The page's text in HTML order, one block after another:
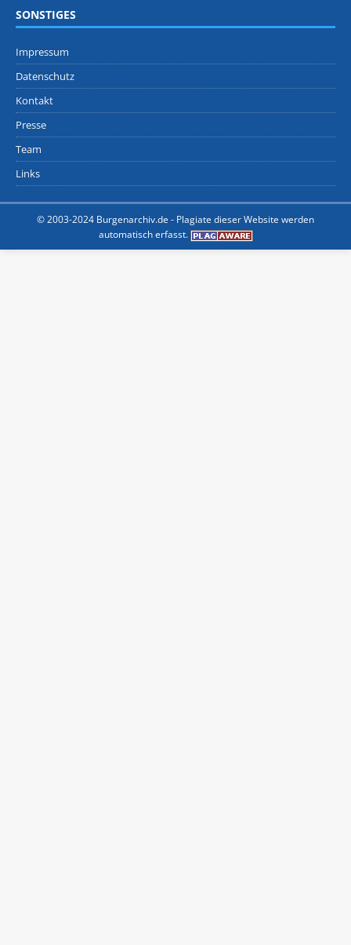
SONSTIGES
Impressum
Datenschutz
Kontakt
Presse
Team
Links
© 2003-2024 Burgenarchiv.de - Plagiate dieser Website werden
automatisch erfasst.